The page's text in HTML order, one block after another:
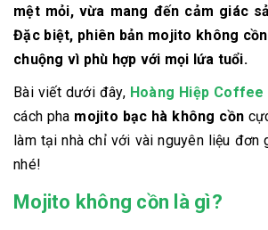
mệt mỏi, vừa mang đến cảm giác
Đặc biệt, phiên bản mojito không cồn
chuộng vì phù hợp với mọi lứa tuổi.
Bài viết dưới đây, Hoàng Hiệp Coffee
cách pha mojito bạc hà không cồn
làm tại nhà chỉ với vài nguyên liệu đơn
nhé!
Mojito không cồn là gì?